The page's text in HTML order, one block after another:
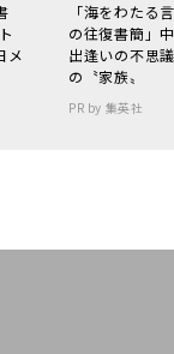
メ
「海をわた
の往復書簡」
出逢いの不思
の〝家族〟
PR by 集英社